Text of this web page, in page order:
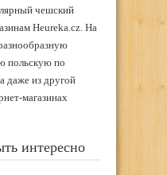
чешский
Heureka.cz. На
польскую по
даже из другой
магазинах
интересно